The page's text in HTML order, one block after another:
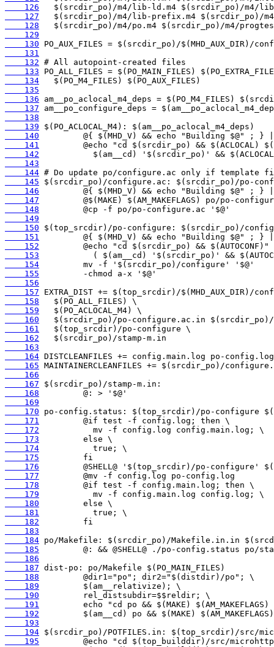
    126
    127
    128
    129
    130
    131
    132
    133
    134
    135
    136
    137
    138
    139
    140
    141
    142
    143
    144
    145
    146
    147
    148
    149
    150
    151
    152
    153
    154
    155
    156
    157
    158
    159
    160
    161
    162
    163
    164
    165
    166
    167
    168
    169
    170
    171
    172
    173
    174
    175
    176
    177
    178
    179
    180
    181
    182
    183
    184
    185
    186
    187
    188
    189
    190
    191
    192
    193
    194
    195